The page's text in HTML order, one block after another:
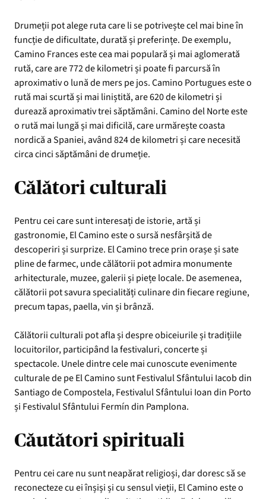
Drumeții pot alege ruta care li se potrivește cel mai bine în
funcție de dificultate, durată și preferințe. De exemplu,
Camino Frances este cea mai populară și mai aglomerată
rută, care are 772 de kilometri și poate fi parcursă în
aproximativ o lună de mers pe jos. Camino Portugues este o
rută mai scurtă și mai liniștită, are 620 de kilometri și
durează aproximativ trei săptămâni. Camino del Norte este
o rută mai lungă și mai dificilă, care urmărește coasta
nordică a Spaniei, având 824 de kilometri și care necesită
circa cinci săptămâni de drumeție.
Călători culturali
Pentru cei care sunt interesați de istorie, artă și
gastronomie, El Camino este o sursă nesfârșită de
descoperiri și surprize. El Camino trece prin orașe și sate
pline de farmec, unde călătorii pot admira monumente
arhitecturale, muzee, galerii și piețe locale. De asemenea,
călătorii pot savura specialități culinare din fiecare regiune,
precum tapas, paella, vin și brânză.
Călătorii culturali pot afla și despre obiceiurile și tradițiile
locuitorilor, participând la festivaluri, concerte și
spectacole. Unele dintre cele mai cunoscute evenimente
culturale de pe El Camino sunt Festivalul Sfântului Iacob din
Santiago de Compostela, Festivalul Sfântului Ioan din Porto
și Festivalul Sfântului Fermín din Pamplona.
Căutători spirituali
Pentru cei care nu sunt neapărat religioși, dar doresc să se
reconecteze cu ei înșiși și cu sensul vieții, El Camino este o